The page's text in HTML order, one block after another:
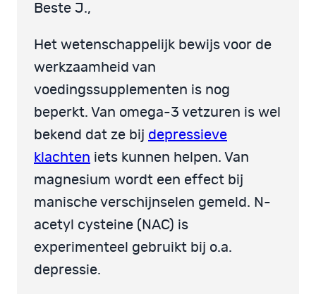
Beste J.,
Het wetenschappelijk bewijs voor de
werkzaamheid van
voedingssupplementen is nog
beperkt. Van omega-3 vetzuren is wel
bekend dat ze bij depressieve
klachten iets kunnen helpen. Van
magnesium wordt een effect bij
manische verschijnselen gemeld. N-
acetyl cysteine (NAC) is
experimenteel gebruikt bij o.a.
depressie.